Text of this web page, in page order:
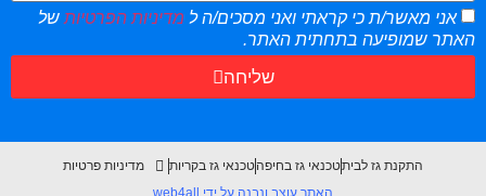
אני מאשר/ת כי קראתי ואני מסכים/ה ל מדיניות הפרטיות של
האתר שמופיעה בתחתית האתר.
שליחה
התקנת גז לביתטכנאי גז בחיפהטכנאי גז בקריות
מדיניות פרטיות
האתר עוצב ונבנה על ידי web4all